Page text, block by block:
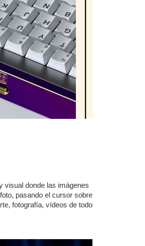
visual donde las imágenes
pasando el cursor sobre
fotografía, vídeos de todo